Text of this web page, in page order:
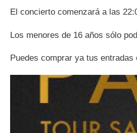
El concierto comenzará a las
Los menores de 16 años sólo
Puedes comprar ya tus entradas